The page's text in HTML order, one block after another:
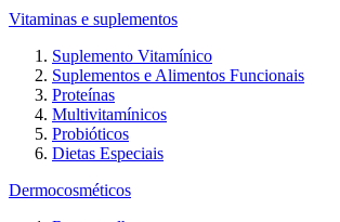
Vitaminas e suplementos
Suplemento Vitamínico
Suplementos e Alimentos Funcionais
Proteínas
Multivitamínicos
Probióticos
Dietas Especiais
Dermocosméticos